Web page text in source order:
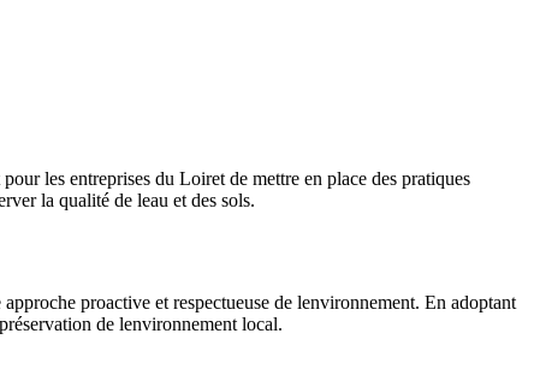
les entreprises du Loiret de mettre en place des pratiques
la qualité de leau et des sols.
proactive et respectueuse de lenvironnement. En adoptant
de lenvironnement local.